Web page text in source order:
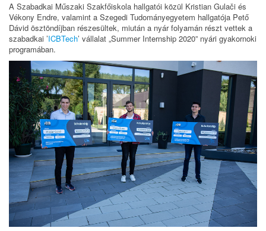
A Szabadkai Műszaki Szakfőiskola hallgatói közül Kristian Gulači és
Vékony Endre, valamint a Szegedi Tudományegyetem hallgatója Pető
Dávid ösztöndíjban részesültek, miután a nyár folyamán részt vettek a
szabadkai ’ICBTech’ vállalat „Summer Internship 2020” nyári gyakornoki
programában.